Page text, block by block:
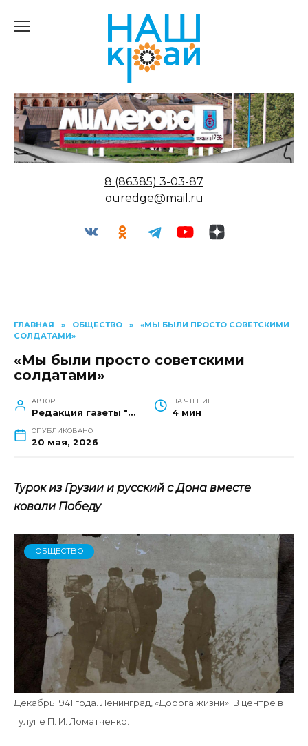
8 (86385) 3-03-87
ouredge@mail.ru
ГЛАВНАЯ » ОБЩЕСТВО »
«МЫ БЫЛИ ПРОСТО СОВЕТСКИМИ
СОЛДАТАМИ»
«Мы были просто советскими
солдатами»
АВТОР
Редакция газеты "Наш край"
НА ЧТЕНИЕ
4 мин
ОПУБЛИКОВАНО
20 мая, 2026
Турок из Грузии и русский с Дона вместе
ковали Победу
Декабрь 1941 года. Ленинград, «Дорога жизни». В центре в
тулупе П. И. Ломатченко.
ОБЩЕСТВО